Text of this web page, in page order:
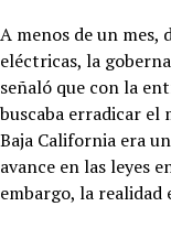
A menos de un
eléctricas, la
señaló que con la
buscaba erradicar el
Baja California era
avance en las leyes
embargo, la realidad